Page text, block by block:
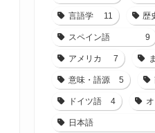
言語学 11 歴
スペイン語 9
アメリカ 7
意味・語源 5
ドイツ語 4
日本語